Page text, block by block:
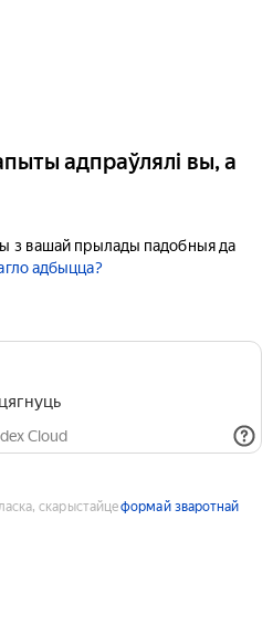
адпраўлялі вы, а
з вашай прылады падобныя да
адбыцца?
Cloud
скарыстайцеформай зваротнай